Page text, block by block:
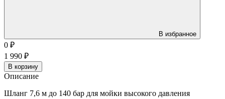
В избранное
0 ₽
1 990 ₽
В корзину
Описание
Шланг 7,6 м до 140 бар для мойки высокого давления